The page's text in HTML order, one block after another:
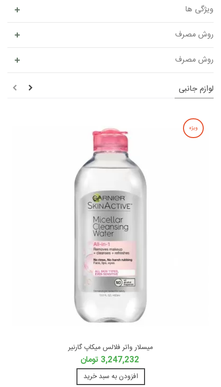
ویژگی ها
روش مصرف
روش مصرف
لوازم جانبی
ویژه
میسلار واتر فلالس میکاپ گارنیر
3,247,232 تومان
افزودن به سبد خرید